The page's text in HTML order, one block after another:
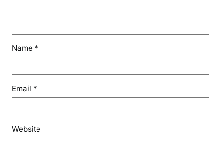
Name *
Email *
Website